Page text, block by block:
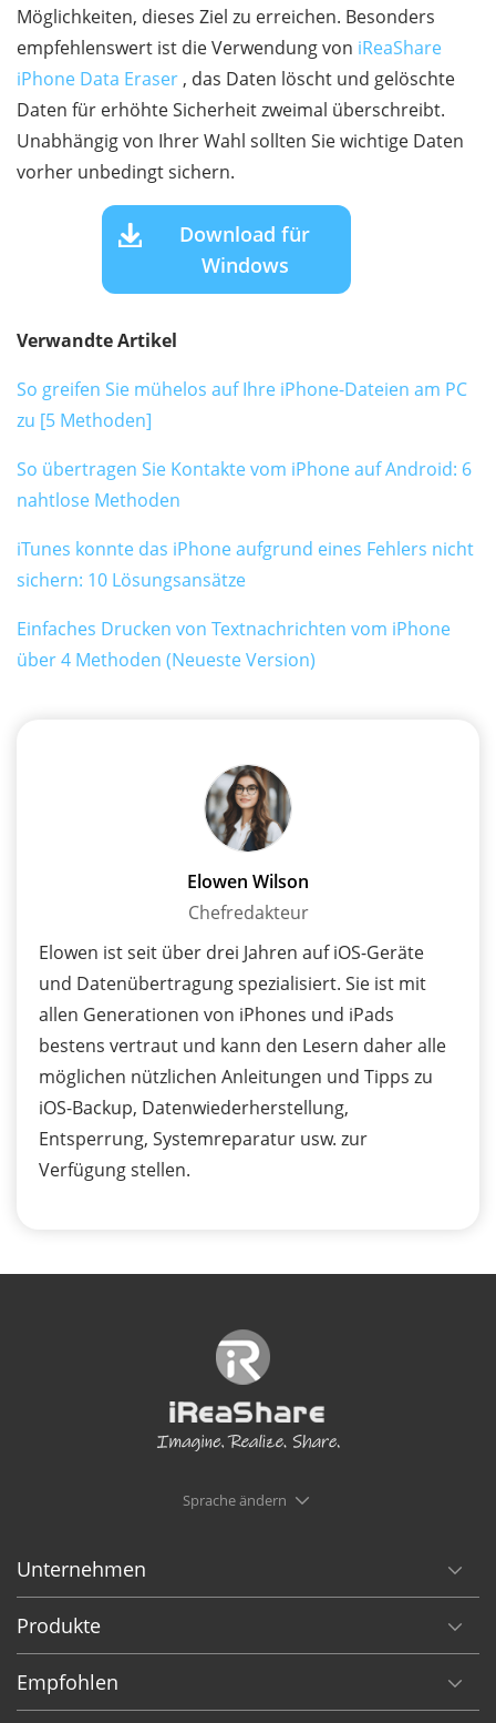
Möglichkeiten, dieses Ziel zu erreichen. Besonders
empfehlenswert ist die Verwendung von iReaShare
iPhone Data Eraser , das Daten löscht und gelöschte
Daten für erhöhte Sicherheit zweimal überschreibt.
Unabhängig von Ihrer Wahl sollten Sie wichtige Daten
vorher unbedingt sichern.
Download für
Windows
Verwandte Artikel
So greifen Sie mühelos auf Ihre iPhone-Dateien am PC
zu [5 Methoden]
So übertragen Sie Kontakte vom iPhone auf Android: 6
nahtlose Methoden
iTunes konnte das iPhone aufgrund eines Fehlers nicht
sichern: 10 Lösungsansätze
Einfaches Drucken von Textnachrichten vom iPhone
über 4 Methoden (Neueste Version)
Elowen Wilson
Chefredakteur
Elowen ist seit über drei Jahren auf iOS-Geräte
und Datenübertragung spezialisiert. Sie ist mit
allen Generationen von iPhones und iPads
bestens vertraut und kann den Lesern daher alle
möglichen nützlichen Anleitungen und Tipps zu
iOS-Backup, Datenwiederherstellung,
Entsperrung, Systemreparatur usw. zur
Verfügung stellen.
Sprache ändern
Unternehmen
Produkte
Empfohlen